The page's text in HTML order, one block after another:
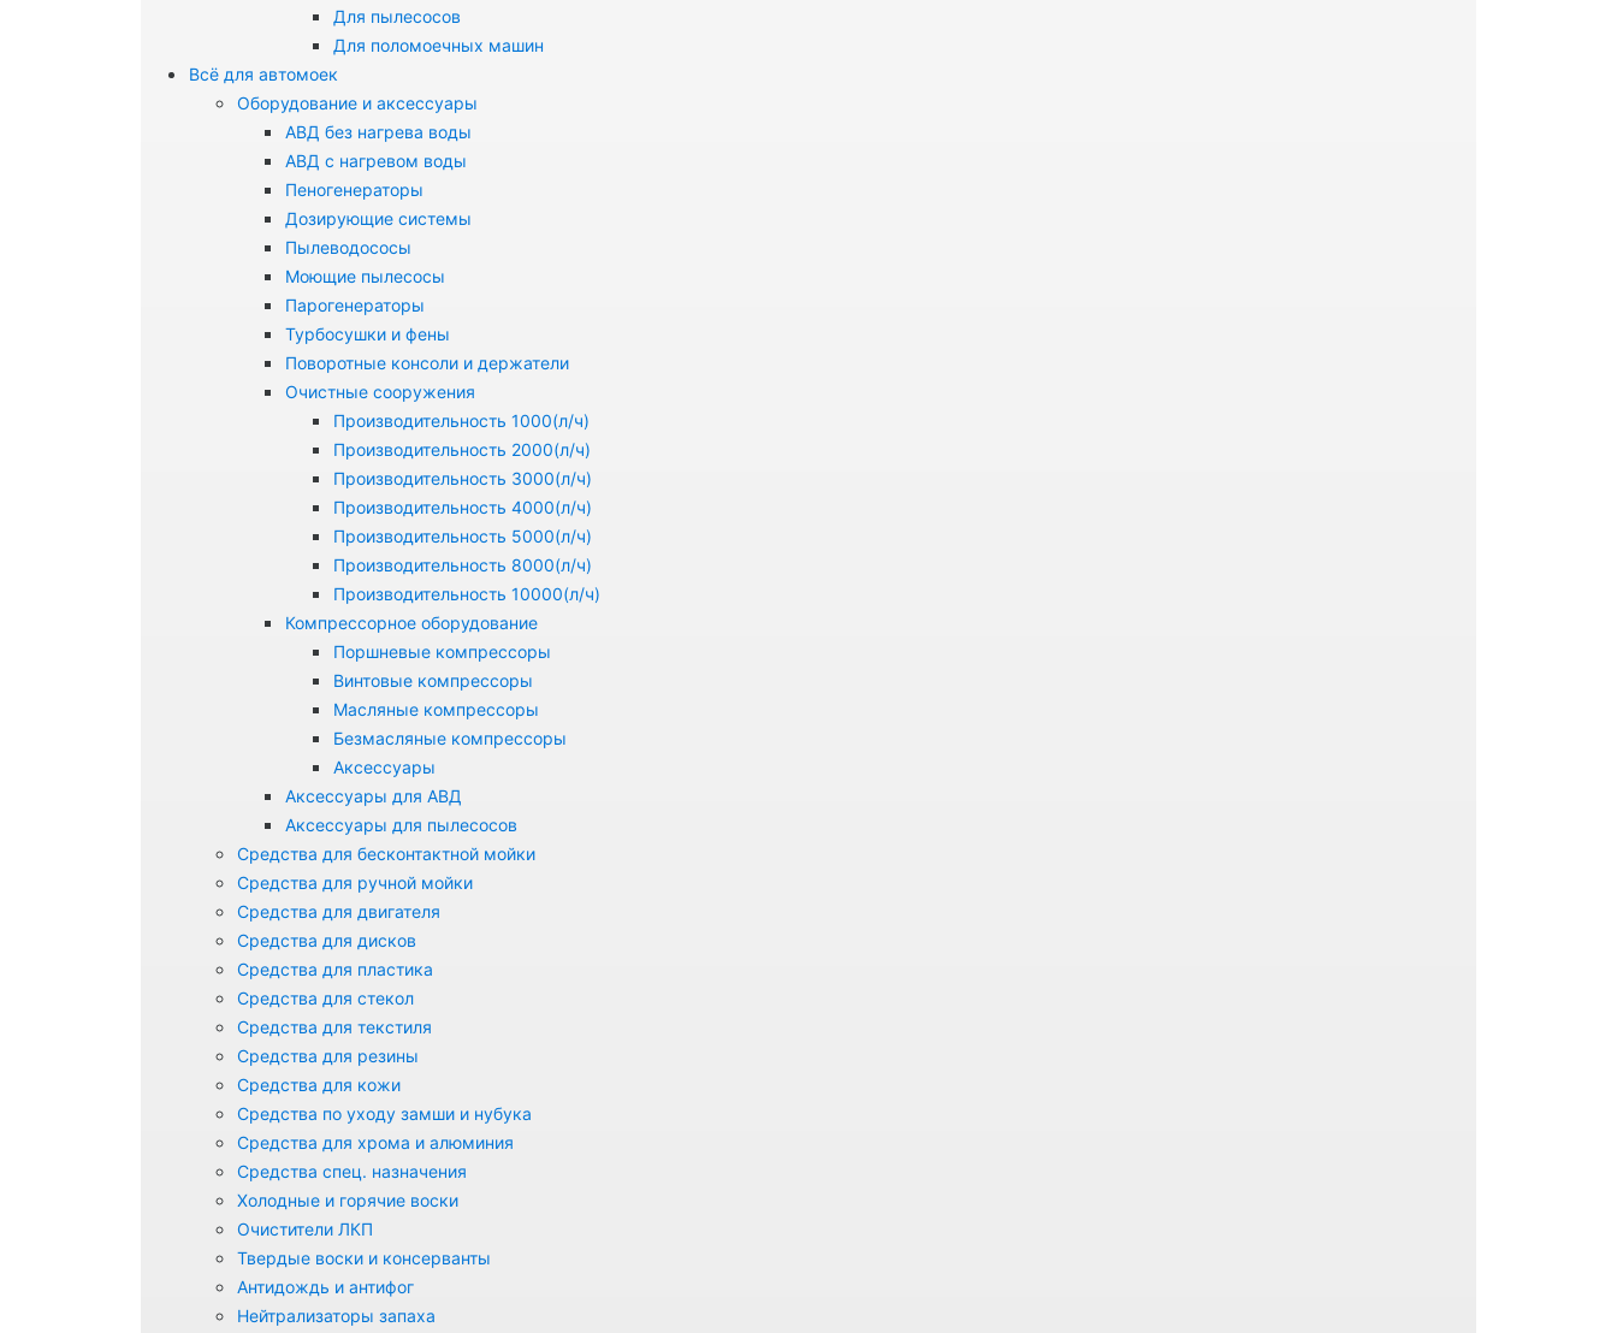
Для пылесосов
Для поломоечных машин
Всё для автомоек
Оборудование и аксессуары
АВД без нагрева воды
АВД с нагревом воды
Пеногенераторы
Дозирующие системы
Пылеводососы
Моющие пылесосы
Парогенераторы
Турбосушки и фены
Поворотные консоли и держатели
Очистные сооружения
Производительность 1000(л/ч)
Производительность 2000(л/ч)
Производительность 3000(л/ч)
Производительность 4000(л/ч)
Производительность 5000(л/ч)
Производительность 8000(л/ч)
Производительность 10000(л/ч)
Компрессорное оборудование
Поршневые компрессоры
Винтовые компрессоры
Масляные компрессоры
Безмасляные компрессоры
Аксессуары
Аксессуары для АВД
Аксессуары для пылесосов
Средства для бесконтактной мойки
Средства для ручной мойки
Средства для двигателя
Средства для дисков
Средства для пластика
Средства для стекол
Средства для текстиля
Средства для резины
Средства для кожи
Средства по уходу замши и нубука
Средства для хрома и алюминия
Средства спец. назначения
Холодные и горячие воски
Очистители ЛКП
Твердые воски и консерванты
Антидождь и антифог
Нейтрализаторы запаха